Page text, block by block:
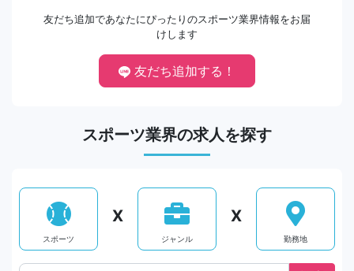
友だち追加であなたにぴったりのスポーツ業界情報をお届
けします
友だち追加する！
スポーツ業界の求人を探す
スポーツ
X
ジャンル
X
勤務地